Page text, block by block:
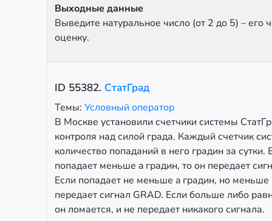
Выходные данные
Выведите натуральное число (от 2 до 5) – его
оценку.
ID 55382. СтатГрад
Темы: Условный оператор
В Москве установили счетчики системы
контроля над силой града. Каждый счетчик
количество попаданий в него градин за сутки.
попадает меньше a градин, то он передает
Если попадает не меньше a градин, но меньше
передает сигнал GRAD. Если больше либо
он ломается, и не передает никакого сигнала.